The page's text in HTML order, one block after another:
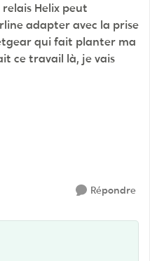
Helix peut
adapter avec la prise
qui fait planter ma
ce travail là, je vais
Répondre